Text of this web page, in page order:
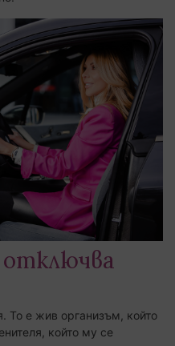
То е жив организъм, който
който му се